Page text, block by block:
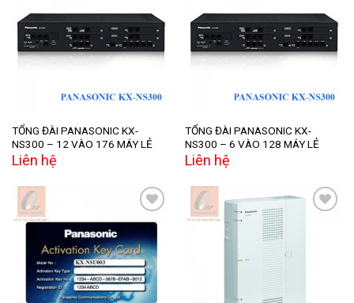
Add to
wishlist
TỔNG ĐÀI PANASONIC KX-
NS300 – 12 VÀO 176 MÁY LẺ
Liên hệ
Add to
wishlist
TỔNG ĐÀI PANASONIC KX-
NS300 – 6 VÀO 128 MÁY LẺ
Liên hệ
Add to
wishlist